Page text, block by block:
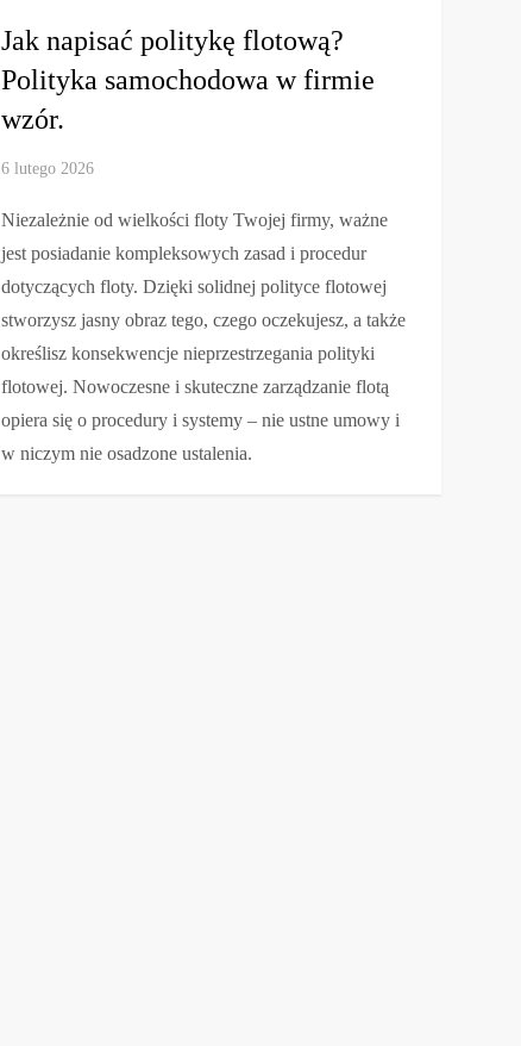
Jak napisać politykę flotową?
Polityka samochodowa w firmie
wzór.
Niezależnie od wielkości floty Twojej firmy, ważne
jest posiadanie kompleksowych zasad i procedur
dotyczących floty. Dzięki solidnej polityce flotowej
stworzysz jasny obraz tego, czego oczekujesz, a także
określisz konsekwencje nieprzestrzegania polityki
flotowej. Nowoczesne i skuteczne zarządzanie flotą
opiera się o procedury i systemy – nie ustne umowy i
w niczym nie osadzone ustalenia.